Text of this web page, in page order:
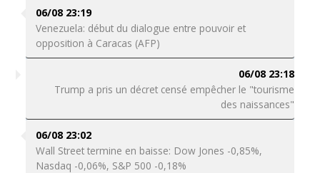
06/08 23:19
Venezuela: début du dialogue entre pouvoir et
opposition à Caracas (AFP)
06/08 23:18
Trump a pris un décret censé empêcher le "tourisme
des naissances"
06/08 23:02
Wall Street termine en baisse: Dow Jones -0,85%,
Nasdaq -0,06%, S&P 500 -0,18%